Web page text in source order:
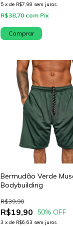
5 xde R$7,98 sem juros
R$38,70 com Pix
Comprar
Bermudão Verde
Bodybuilding
R$19,90
R$39,90
50% OFF
3 xde R$6,63 sem juros